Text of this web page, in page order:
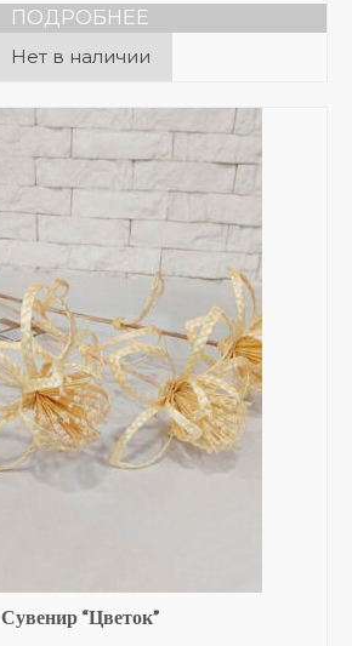
ПОДРОБНЕЕ
Нет в наличии
Сувенир “Цветок”